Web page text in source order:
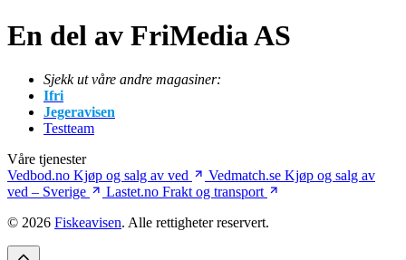
En del av FriMedia AS
Sjekk ut våre andre magasiner:
Ifri
Jegeravisen
Testteam
Våre tjenester
Vedbod.no Kjøp og salg av ved Vedmatch.se Kjøp og salg av
ved – Sverige
Lastet.no Frakt og transport
© 2026 Fiskeavisen. Alle rettigheter reservert.